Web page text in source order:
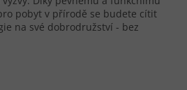
pobyt v přírodě se budete cítit
na své dobrodružství - bez